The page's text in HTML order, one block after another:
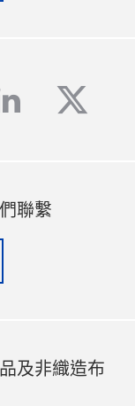
聯繫
及非織造布